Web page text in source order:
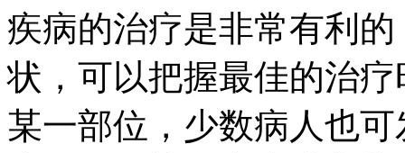
疾病的治疗是非常有利
状，可以把握最佳的治
某一部位，少数病人也